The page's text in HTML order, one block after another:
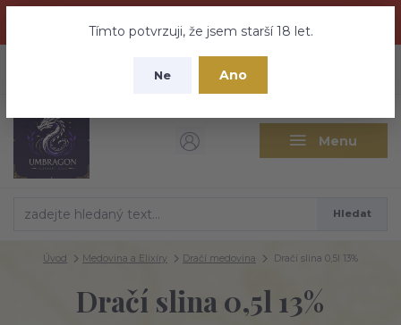
nebuďte vyděšeni zde najdete vše a ještě mnohem víc
Tímto potvrzuji, že jsem starší 18 let.
Ne Ano
Menu
CZK
Hledat
Úvod Medovina a Elixíry Dračí medovina Dračí slina 0,5l 13%
Dračí slina 0,5l 13%